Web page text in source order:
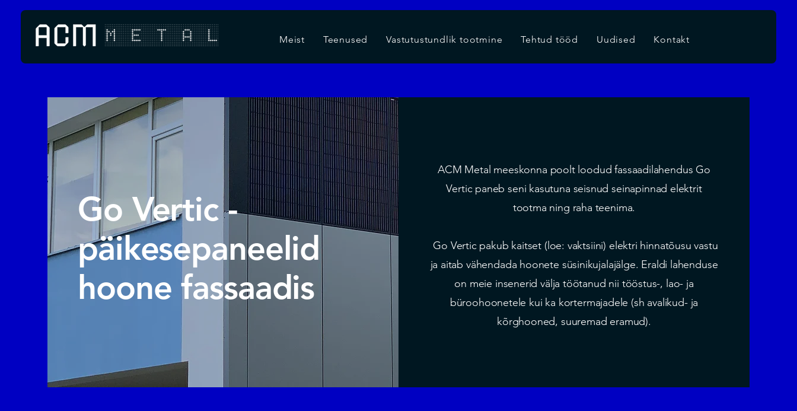
Meist Teenused Vastutustundlik tootmine Tehtud tööd Uudised Kontakt
Go Vertic -
päikesepaneelid
hoone fassaadis
ACM Metal meeskonna poolt loodud fassaadilahendus Go
Vertic paneb seni kasutuna seisnud seinapinnad elektrit
tootma ning raha teenima.
Go Vertic pakub kaitset (loe: vaktsiini) elektri hinnatõusu vastu
ja aitab vähendada hoonete süsinikujalajälge. Eraldi lahenduse
on meie insenerid välja töötanud nii tööstus-, lao- ja
büroohoonetele kui ka kortermajadele (sh avalikud- ja
kõrghooned, suuremad eramud).